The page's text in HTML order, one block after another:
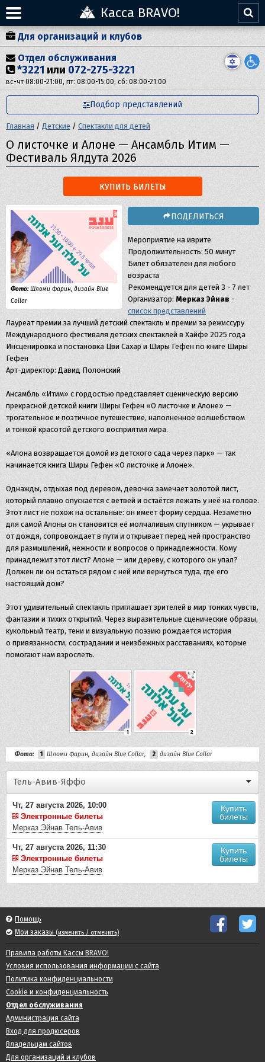
Касса BRAVO!
Для организаций и клубов
Отдел обслуживания
*3221 или 072-275-3221
вс-чт 08:00-21:00, пт: 08:00-15:00, сб: 08:00-21:00
Подбор представлений
Главная / Детские / Спектакли для детей
О листочке и Алоне — Ансамбль Итим —
Фестиваль Ялдута 2026
КУПИТЬ БИЛЕТЫ
Фото:Шломи Фарин, дизайн Blue
Collar
ПОДЕЛИТЬСЯ
Мероприятие на иврите
Продолжительность: 50 минут
Билет обязателен для любого
возраста
Рекомендуется для детей 3 - 7 лет
Организатор: Мерказ Эйнав -
список представлений
Лауреат премии за лучший детский спектакль и премии за режиссуру
Международного фестиваля детских спектаклей в Хайфе 2025 года
Инсценировка и постановка Цви Сахар и Ширы Гефен по книге Ширы
Гефен
Арт-директор: Давид Полонский
Ансамбль «Итим» с гордостью представляет сценическую версию
прекрасной детской книги Ширы Гефен «О листочке и Алоне» —
трогательное и поэтичное путешествие, наполненное волшебством
и тонкой красотой детского восприятия мира.
«Алона возвращается домой из детского сада через парк» — так
начинается книга Ширы Гефен «О листочке и Алоне».
Однажды, отдыхая под деревом, девочка замечает золотой лист,
который плавно опускается с ветвей и остаётся лежать у неё на голове.
Этот лист не похож на остальные: он имеет форму сердца. Незаметно
для самой Алоны он становится её молчаливым спутником — укрывает
от дождя, сопровождает в пути и открывает перед ней пространство
для размышлений, нежности и вопросов о принадлежности. Кому
принадлежит этот лист? Алоне — или дереву, с которого он упал?
Должен ли он остаться рядом с ней или вернуться туда, где его
настоящий дом?
Этот удивительный спектакль приглашает зрителей в мир тонких чувств,
фантазии и тихих открытий. Через выразительные сценические образы,
кукольный театр, тени и визуальную поэзию рождается история
о привязанности, сострадании и неизбежных расставаниях, которые
помогают нам взрослеть.
1 2
Фото: 1 Шломи Фарин, дизайн Blue Collar, 2 дизайн Blue Collar
Тель-Авив-Яффо
Чт, 27 августа 2026, 10:00
Электронные билеты
Мерказ Эйнав Тель-Авив
Купить
билеты
Чт, 27 августа 2026, 11:30
Электронные билеты
Мерказ Эйнав Тель-Авив
Купить
билеты
Помощь
Мои заказы (изменить / отменить)
Правила работы Кассы BRAVO!
Условия использования информации с сайта
Политика конфиденциальности
Cookie и конфиденциальность
Отдел обслуживания
Администрация сайта
Вход для продюсеров
Владельцам сайтов
Для организаций и клубов